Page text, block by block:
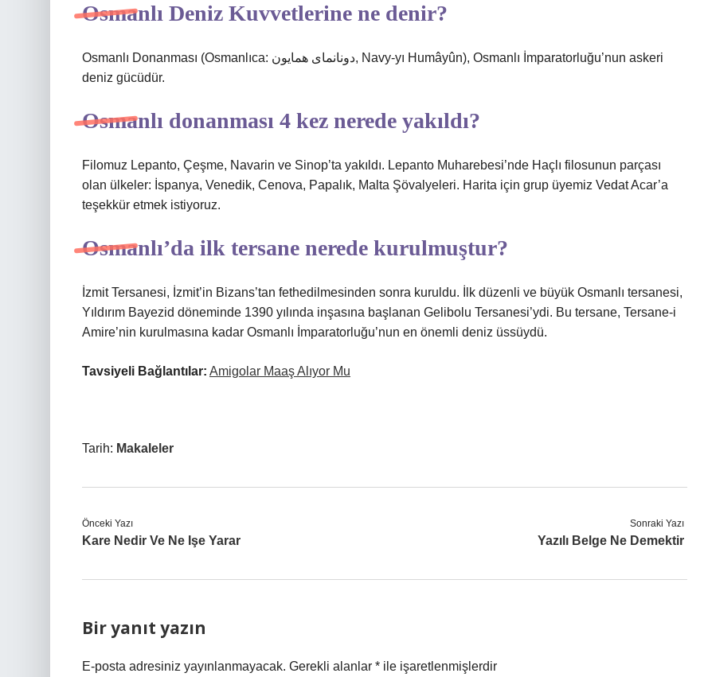
Osmanlı Deniz Kuvvetlerine ne denir?
Osmanlı Donanması (Osmanlıca: دونانمای همایون, Navy-yı Humâyûn), Osmanlı İmparatorluğu’nun askeri
deniz gücüdür.
Osmanlı donanması 4 kez nerede yakıldı?
Filomuz Lepanto, Çeşme, Navarin ve Sinop’ta yakıldı. Lepanto Muharebesi’nde Haçlı filosunun parçası
olan ülkeler: İspanya, Venedik, Cenova, Papalık, Malta Şövalyeleri. Harita için grup üyemiz Vedat Acar’a
teşekkür etmek istiyoruz.
Osmanlı’da ilk tersane nerede kurulmuştur?
İzmit Tersanesi, İzmit’in Bizans’tan fethedilmesinden sonra kuruldu. İlk düzenli ve büyük Osmanlı tersanesi,
Yıldırım Bayezid döneminde 1390 yılında inşasına başlanan Gelibolu Tersanesi’ydi. Bu tersane, Tersane-i
Amire’nin kurulmasına kadar Osmanlı İmparatorluğu’nun en önemli deniz üssüydü.
Tavsiyeli Bağlantılar: Amigolar Maaş Alıyor Mu
Tarih: Makaleler
Önceki Yazı
Kare Nedir Ve Ne Işe Yarar
Sonraki Yazı
Yazılı Belge Ne Demektir
Bir yanıt yazın
E-posta adresiniz yayınlanmayacak. Gerekli alanlar * ile işaretlenmişlerdir